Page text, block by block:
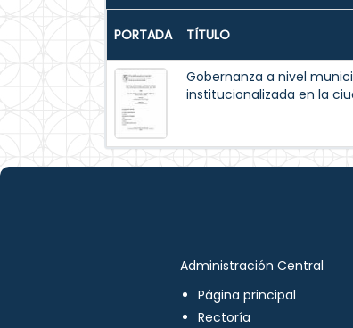
PORTADA TÍTULO
Gobernanza a nivel
institucionalizada en la
Administración Central
Página principal
Rectoría